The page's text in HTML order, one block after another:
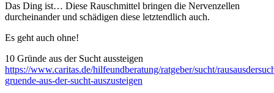
Das Ding ist… Diese Rauschmittel bringen die Nervenzellen
durcheinander und schädigen diese letztendlich auch.
Es geht auch ohne!
10 Gründe aus der Sucht aussteigen
https://www.caritas.de/hilfeundberatung/ratgeber/sucht/
gruende-aus-der-sucht-auszusteigen